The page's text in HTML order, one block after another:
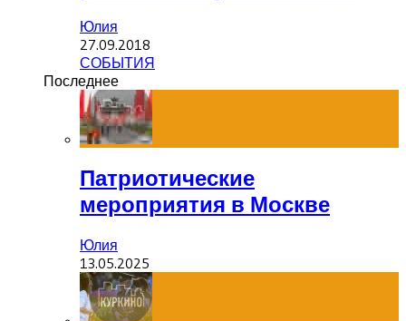
Юлия
27.09.2018
СОБЫТИЯ
Последнее
Патриотические
мероприятия в Москве
Юлия
13.05.2025